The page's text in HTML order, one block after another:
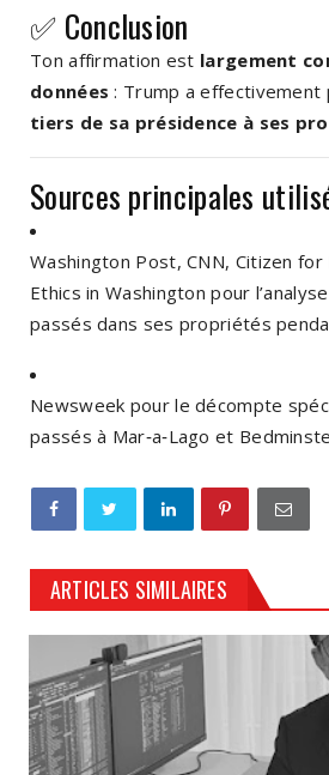
✅ Conclusion
Ton affirmation est largement
données : Trump a effectivement
tiers de sa présidence à ses
Sources principales
Washington Post, CNN, Citizen
Ethics in Washington pour
passés dans ses propriétés
Newsweek pour le décompte
passés à Mar‑a‑Lago et
ARTICLES SIMILAIRES